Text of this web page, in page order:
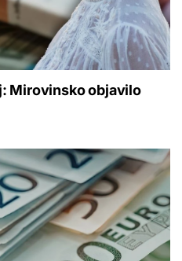
Mirovinsko objavilo